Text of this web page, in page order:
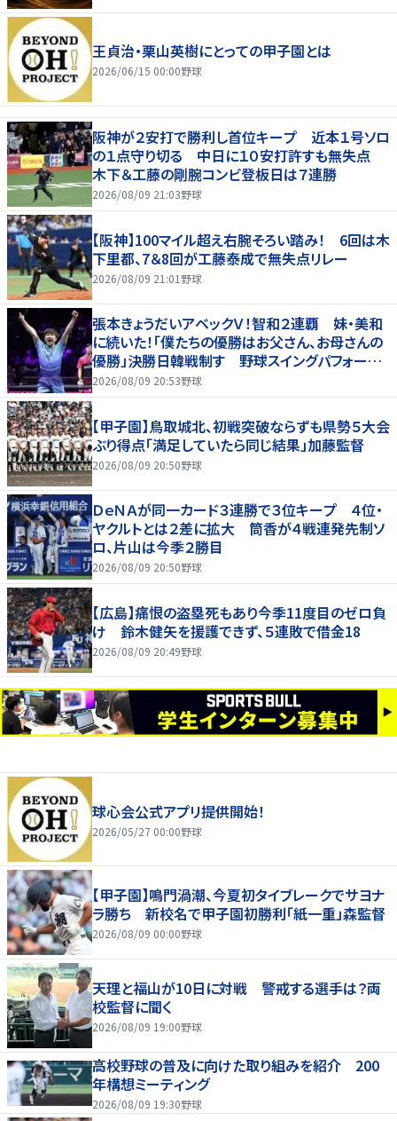
王貞治・栗山英樹にとっての甲子園とは
2026/06/15 00:00野球
阪神が２安打で勝利し首位キープ 近本１号ソロ
の１点守り切る 中日に１０安打許すも無失点
木下＆工藤の剛腕コンビ登板日は７連勝
2026/08/09 21:03野球
【阪神】100マイル超え右腕そろい踏み！ 6回は木
下里都、7＆8回が工藤泰成で無失点リレー
2026/08/09 21:01 野球
張本きょうだいアベックＶ！智和２連覇 妹・美和
に続いた！「僕たちの優勝はお父さん、お母さんの
優勝」決勝日韓戦制す 野球スイングパフォーマ
ンスで歓喜爆発 本音もちらり「妹が先に決めて
2026/08/09 20:53野球
【甲子園】鳥取城北、初戦突破ならずも県勢５大会
ぶり得点「満足していたら同じ結果」加藤監督
2026/08/09 20:50野球
ＤｅＮＡが同一カード３連勝で３位キープ ４位・
ヤクルトとは２差に拡大 筒香が４戦連発先制ソ
ロ、片山は今季２勝目
2026/08/09 20:50野球
【広島】痛恨の盗塁死もあり今季11度目のゼロ負
け 鈴木健矢を援護できず、５連敗で借金18
2026/08/09 20:49野球
球心会公式アプリ提供開始！
2026/05/27 00:00野球
【甲子園】鳴門渦潮、今夏初タイブレークでサヨナ
ラ勝ち 新校名で甲子園初勝利「紙一重」森監督
2026/08/09 00:00野球
天理と福山が10日に対戦 警戒する選手は？両
校監督に聞く
2026/08/09 19:00野球
高校野球の普及に向けた取り組みを紹介 200
年構想ミーティング
2026/08/09 19:30野球